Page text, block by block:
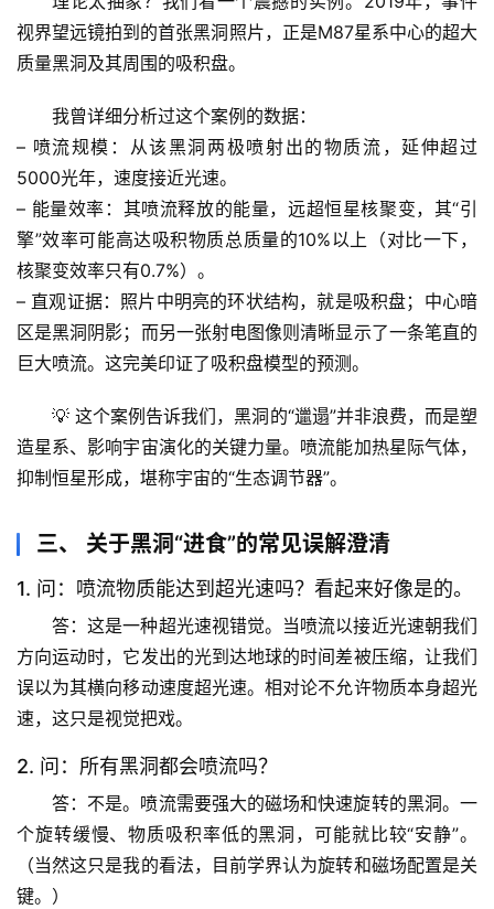
自
然
人
体
奥
秘
历
史
宇
文
科
学
技
沿
心
视界望远镜拍到的首张黑洞照片，正是M87星系中心的超大
质量黑洞及其周围的吸积盘。
我曾详细分析过这个案例的数据：
– 喷流规模 ：从该黑洞两极喷射出的物质流，延伸超过
5000光年，速度接近光速。
– 能量效率 ：其喷流释放的能量，远超恒星核聚变，其“引
擎”效率可能高达吸积物质总质量的10%以上（对比一下，
核聚变效率只有0.7%）。
– 直观证据：照片中明亮的环状结构，就是吸积盘；中心暗
区是黑洞阴影；而另一张射电图像则清晰显示了一条笔直的
巨大喷流。这完美印证了吸积盘模型的预测。
💡 这个案例告诉我们，黑洞的“邋遢”并非浪费，而是塑
造星系、影响宇宙演化的关键力量。喷流能加热星际气体，
抑制恒星形成，堪称宇宙的“生态调节器”。
三、 关于黑洞“进食”的常见误解澄清
1. 问：喷流物质能达到超光速吗？看起来好像是的。
答：这是一种超光速视错觉。当喷流以接近光速朝我们
方向运动时，它发出的光到达地球的时间差被压缩，让我们
误以为其横向移动速度超光速。相对论不允许物质本身超光
速，这只是视觉把戏。
2. 问：所有黑洞都会喷流吗？
答：不是。 喷流需要强大的磁场和快速旋转的黑洞。一
个旋转缓慢、物质吸积率低的黑洞，可能就比较“安静”。
（当然这只是我的看法，目前学界认为旋转和磁场配置是关
键。）